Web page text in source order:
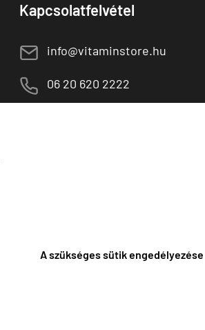
A szükséges sütik engedélyezése
Kapcsolatfelvétel
E info@vitaminstore.hu
M 06 20 620 2222